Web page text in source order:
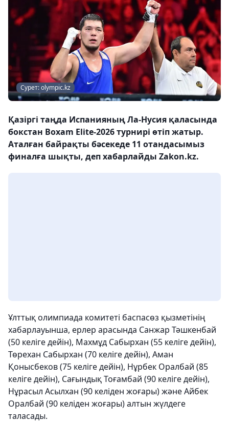
Сурет: olympic.kz
Қазіргі таңда Испанияның Ла-Нусия қаласында
бокстан Boxam Elite-2026 турнирі өтіп жатыр.
Аталған байрақты бәсекеде 11 отандасымыз
финалға шықты, деп хабарлайды Zakon.kz.
Ұлттық олимпиада комитеті баспасөз қызметінің
хабарлауынша, ерлер арасында Санжар Тәшкенбай
(50 келіге дейін), Махмұд Сабырхан (55 келіге дейін),
Төрехан Сабырхан (70 келіге дейін), Аман
Қонысбеков (75 келіге дейін), Нұрбек Оралбай (85
келіге дейін), Сағындық Тоғамбай (90 келіге дейін),
Нұрасыл Асылхан (90 келіден жоғары) және Айбек
Оралбай (90 келіден жоғары) алтын жүлдеге
таласады.